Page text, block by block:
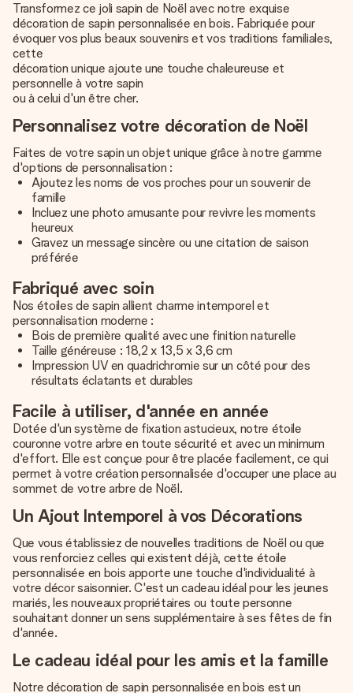
Transformez ce joli sapin de Noël avec notre exquise
décoration de sapin personnalisée en bois. Fabriquée pour
évoquer vos plus beaux souvenirs et vos traditions familiales,
cette
décoration unique ajoute une touche chaleureuse et
personnelle à votre sapin
ou à celui d'un être cher.
Personnalisez votre décoration de Noël
Faites de votre sapin un objet unique grâce à notre gamme
d'options de personnalisation :
Ajoutez les noms de vos proches pour un souvenir de
famille
Incluez une photo amusante pour revivre les moments
heureux
Gravez un message sincère ou une citation de saison
préférée
Fabriqué avec soin
Nos étoiles de sapin allient charme intemporel et
personnalisation moderne :
Bois de première qualité avec une finition naturelle
Taille généreuse : 18,2 x 13,5 x 3,6 cm
Impression UV en quadrichromie sur un côté pour des
résultats éclatants et durables
Facile à utiliser, d'année en année
Dotée d'un système de fixation astucieux, notre étoile
couronne votre arbre en toute sécurité et avec un minimum
d'effort. Elle est conçue pour être placée facilement, ce qui
permet à votre création personnalisée d'occuper une place au
sommet de votre arbre de Noël.
Un Ajout Intemporel à vos Décorations
Que vous établissiez de nouvelles traditions de Noël ou que
vous renforciez celles qui existent déjà, cette étoile
personnalisée en bois apporte une touche d'individualité à
votre décor saisonnier. C'est un cadeau idéal pour les jeunes
mariés, les nouveaux propriétaires ou toute personne
souhaitant donner un sens supplémentaire à ses fêtes de fin
d'année.
Le cadeau idéal pour les amis et la famille
Notre décoration de sapin personnalisée en bois est un